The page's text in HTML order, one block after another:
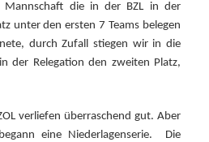
die in der BZL in der
unter den ersten 7 Teams belegen
durch Zufall stiegen wir in die
der Relegation den zweiten Platz,
verliefen überraschend gut. Aber
eine Niederlagenserie. Die